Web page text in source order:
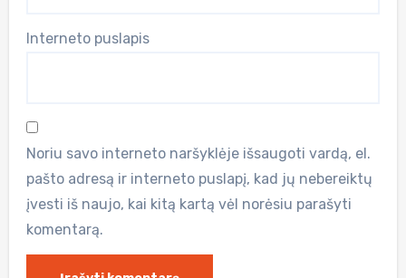
Interneto puslapis
Noriu savo interneto naršyklėje išsaugoti vardą, el.
pašto adresą ir interneto puslapį, kad jų nebereiktų
įvesti iš naujo, kai kitą kartą vėl norėsiu parašyti
komentarą.